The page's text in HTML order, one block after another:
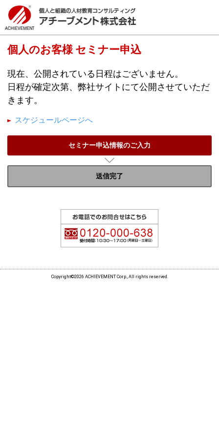
個人のお客様 セミナー申込
現在、公開されている日程はございません。
日程が確定次第、弊社サイトにて公開させていただ
きます。
スケジュールページへ
セミナー申込情報のご入力
送信完了
Copyright©2026 ACHIEVEMENT Corp., All rights reserved.